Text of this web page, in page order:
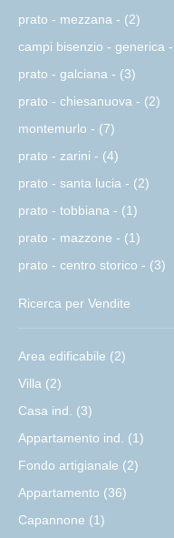
prato - mezzana - (2)
campi bisenzio - generica
prato - galciana - (3)
prato - chiesanuova - (2)
montemurlo - (7)
prato - zarini - (4)
prato - santa lucia - (2)
prato - tobbiana - (1)
prato - mazzone - (1)
prato - centro storico - (3)
Ricerca per Vendite
Area edificabile (2)
Villa (2)
Casa ind. (3)
Appartamento ind. (1)
Fondo artigianale (2)
Appartamento (36)
Capannone (1)